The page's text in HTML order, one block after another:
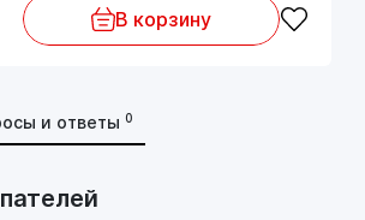
В корзину
и ответы 0